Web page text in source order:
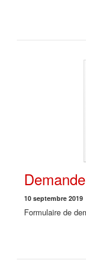
10 septembre 2019
Formulaire de